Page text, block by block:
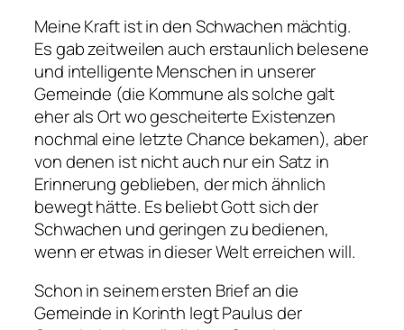
Meine Kraft ist in den Schwachen mächtig.
Es gab zeitweilen auch erstaunlich belesene
und intelligente Menschen in unserer
Gemeinde (die Kommune als solche galt
eher als Ort wo gescheiterte Existenzen
nochmal eine letzte Chance bekamen), aber
von denen ist nicht auch nur ein Satz in
Erinnerung geblieben, der mich ähnlich
bewegt hätte. Es beliebt Gott sich der
Schwachen und geringen zu bedienen,
wenn er etwas in dieser Welt erreichen will.
Schon in seinem ersten Brief an die
Gemeinde in Korinth legt Paulus der